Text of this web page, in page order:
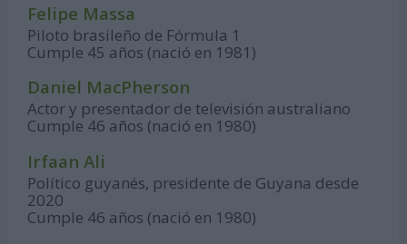
Felipe Massa
Piloto brasileño de Fórmula 1
Cumple 45 años (nació en 1981)
Daniel MacPherson
Actor y presentador de televisión australiano
Cumple 46 años (nació en 1980)
Irfaan Ali
Político guyanés, presidente de Guyana desde
2020
Cumple 46 años (nació en 1980)